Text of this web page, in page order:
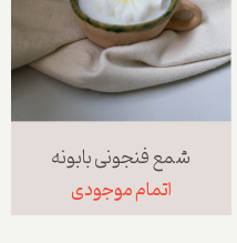
شمع فنجونی بابونه
اتمام موجودی